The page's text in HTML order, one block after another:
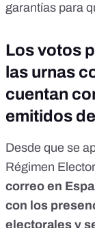
garantías para
Los votos
las urnas
cuentan
emitidos
Desde que se
Régimen
correo en
con los
electorales y